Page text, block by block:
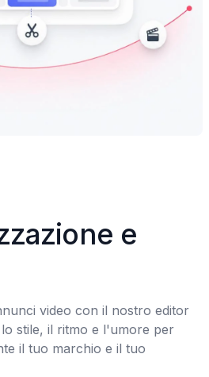
e
video con il nostro editor
stile, il ritmo e l'umore per
il tuo marchio e il tuo